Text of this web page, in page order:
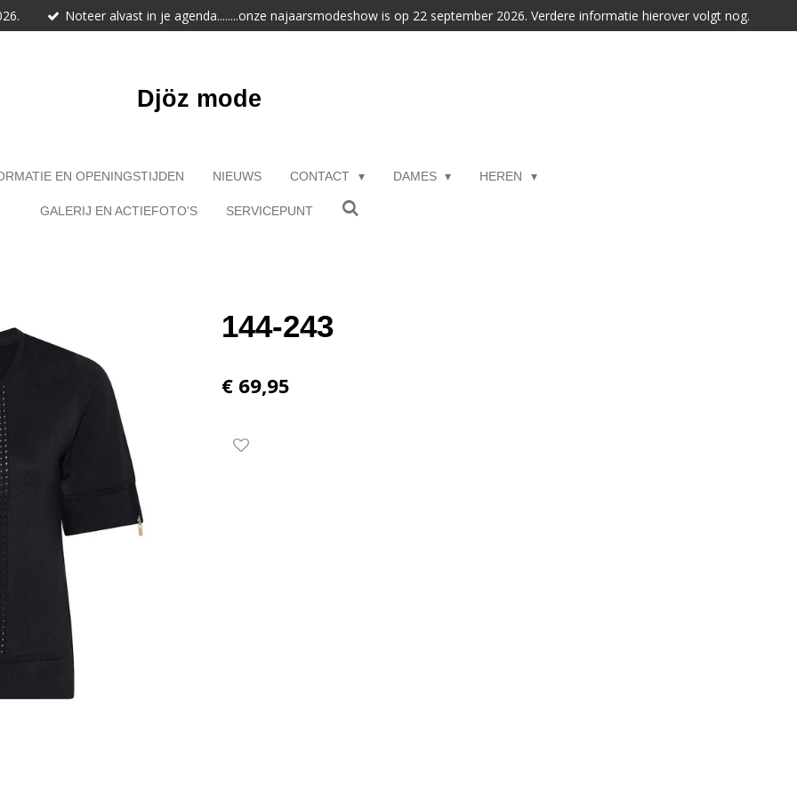
Noteer alvast in je agenda........onze najaarsmodeshow is op 22 september 2026. Verdere informatie hierover volgt nog.
Djöz mode
EN OPENINGSTIJDEN NIEUWS CONTACT DAMES HEREN
GALERIJ EN ACTIEFOTO'S SERVICEPUNT
144-243
€ 69,95